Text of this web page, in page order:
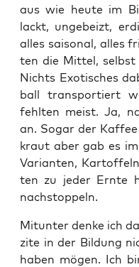
aus wie heu­te im
lackt, unge­beizt,
alles sai­so­nal, alles
ten die Mit­tel, selbst
Nichts Exo­ti­sches
ball trans­por­tiert
fehl­ten meist. Ja,
an. Sogar der
kraut aber gab es
Vari­an­ten,
ten zu jeder Ern­te
nachstoppeln.
Mit­un­ter den­ke ich
zi­te in der Bil­dung
haben mögen. Ich